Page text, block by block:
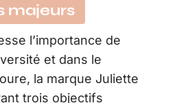
majeurs
l’importance de
et dans le
la marque Juliette
trois objectifs